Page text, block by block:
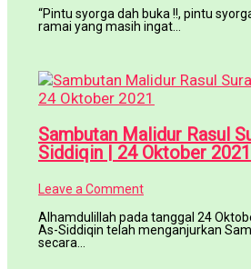
“Pintu syorga dah buka !!, pintu
ramai yang masih ingat…
Sambutan Malidur Rasul
Siddiqin | 24 Oktober 2021
Leave a Comment
Alhamdulillah pada tanggal 24
As-Siddiqin telah menganjurkan
secara…